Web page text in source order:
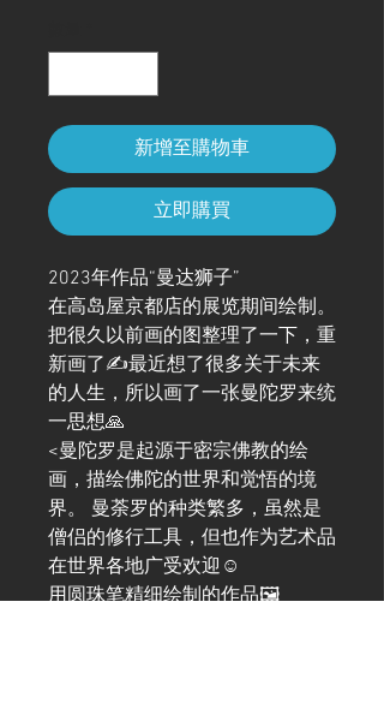
新增至購物車
立即購買
2023年作品“曼达狮子”
在高岛屋京都店的展览期间绘制。
把很久以前画的图整理了一下，重
新画了✍️最近想了很多关于未来
的人生，所以画了一张曼陀罗来统
一思想🙏
<曼陀罗是起源于密宗佛教的绘
画，描绘佛陀的世界和觉悟的境
界。 曼荼罗的种类繁多，虽然是
僧侣的修行工具，但也作为艺术品
在世界各地广受欢迎☺️
用圆珠笔精细绘制的作品🖼️